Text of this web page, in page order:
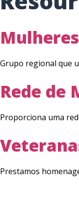
Grupo regional que
Rede de
Proporciona uma
Prestamos